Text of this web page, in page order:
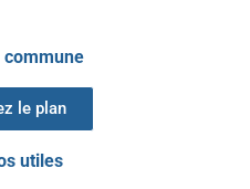
commune
le plan
utiles